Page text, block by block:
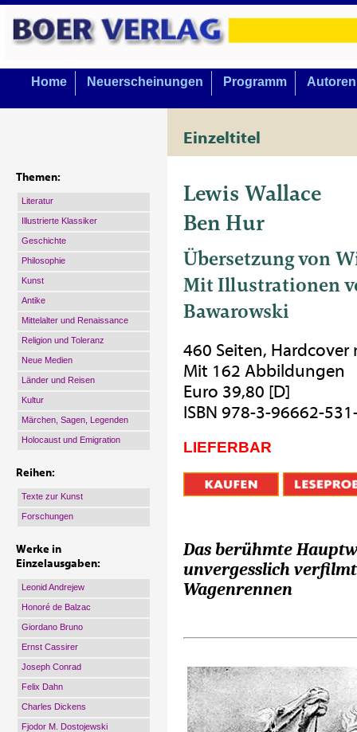
Home Neuerscheinungen Programm Autoren
Einzeltitel
Themen:
Literatur
Illustrierte Klassiker
Geschichte
Philosophie
Kunst
Antike
Mittelalter und Renaissance
Religion und Toleranz
Neue Medien
Länder und Reisen
Kultur
Märchen, Sagen, Legenden
Holocaust und Emigration
Reihen:
Texte zur Kunst
Forschungen
Werke in
Einzelausgaben:
Leonid Andrejew
Honoré de Balzac
Giordano Bruno
Ernst Cassirer
Joseph Conrad
Felix Dahn
Charles Dickens
Fjodor M. Dostojewski
Lewis Wallace
Ben Hur
Übersetzung von
Mit Illustrationen
Bawarowski
460 Seiten,
Mit 162 Abbildungen
Euro 39,80 [D]
ISBN 978-3-96662-
LIEFERBAR
Das berühmte
unvergesslich
Wagenrennen